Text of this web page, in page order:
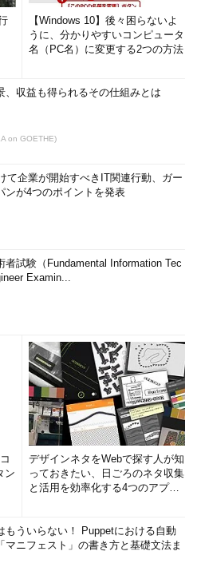
【Windows 10】後々困らないよ
うに、分かりやすいコンピュータ
名（PC名）に変更する2つの方法
、収益も得られるその仕組みとは
on GOETHE)
て企業が開始すべきIT関連行動、ガー
ンが4つのポイントを発表
者試験（Fundamental Information Tec
Examin...
ン
デザインネタをWebで探す人が知
っておきたい、日ごろのネタ収集
と活用を効率化する4つのアプリ
もういらない！ Puppetにおける自動
マニフェスト」の書き方と基礎文法ま